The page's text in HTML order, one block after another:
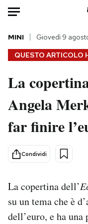
HOME
Italia
Politica
Tecnologia
Scienza
Economia
Sport
QUESTO ARTICOLO
MINI Giovedì 9
La
Angela
far finire
Condividi
La copertina dell’
su un tema che è
dell’euro, e ha